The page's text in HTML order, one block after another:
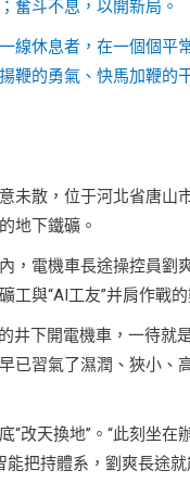
奮斗不息，以開新局。
線休息者，在一個個平
鞭的勇氣、快馬加鞭的
未散，位于河北省唐山
地下鐵礦。
，電機車長途操控員
工與“AI工友”并肩作戰
井下開電機車，一待就
已習氣了濕潤、狹小、
“改天換地”。“此刻坐
能把持體系，劉爽長途